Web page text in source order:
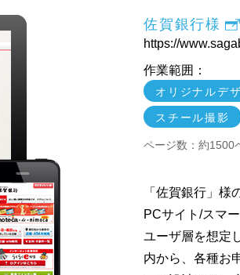
佐賀銀行様
https://
作業範囲：
オリジナルデ
スチール撮影
ページ数：約1500
「佐賀銀行」様
PCサイト/スマ
ユーザ層を想定
内から、各種お